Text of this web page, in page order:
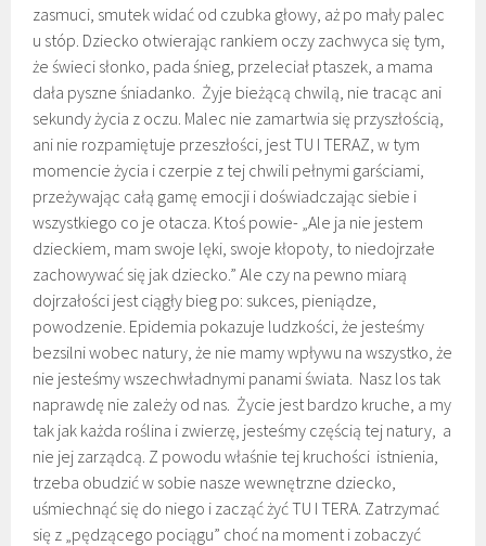
zasmuci, smutek widać od czubka głowy, aż po mały palec
u stóp. Dziecko otwierając rankiem oczy zachwyca się tym,
że świeci słonko, pada śnieg, przeleciał ptaszek, a mama
dała pyszne śniadanko. Żyje bieżącą chwilą, nie tracąc ani
sekundy życia z oczu. Malec nie zamartwia się przyszłością,
ani nie rozpamiętuje przeszłości, jest TU I TERAZ, w tym
momencie życia i czerpie z tej chwili pełnymi garściami,
przeżywając całą gamę emocji i doświadczając siebie i
wszystkiego co je otacza. Ktoś powie- „Ale ja nie jestem
dzieckiem, mam swoje lęki, swoje kłopoty, to niedojrzałe
zachowywać się jak dziecko.” Ale czy na pewno miarą
dojrzałości jest ciągły bieg po: sukces, pieniądze,
powodzenie. Epidemia pokazuje ludzkości, że jesteśmy
bezsilni wobec natury, że nie mamy wpływu na wszystko, że
nie jesteśmy wszechwładnymi panami świata. Nasz los tak
naprawdę nie zależy od nas. Życie jest bardzo kruche, a my
tak jak każda roślina i zwierzę, jesteśmy częścią tej natury, a
nie jej zarządcą. Z powodu właśnie tej kruchości istnienia,
trzeba obudzić w sobie nasze wewnętrzne dziecko,
uśmiechnąć się do niego i zacząć żyć TU I TERA. Zatrzymać
się z „pędzącego pociągu” choć na moment i zobaczyć